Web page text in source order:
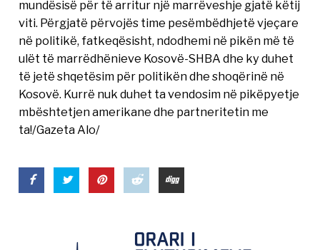
mundësisë për të arritur një marrëveshje gjatë këtij
viti. Përgjatë përvojës time pesëmbëdhjetë vjeçare
në politikë, fatkeqësisht, ndodhemi në pikën më të
ulët të marrëdhënieve Kosovë-SHBA dhe ky duhet
të jetë shqetësim për politikën dhe shoqërinë në
Kosovë. Kurrë nuk duhet ta vendosim në pikëpyetje
mbështetjen amerikane dhe partneritetin me
ta!/Gazeta Alo/